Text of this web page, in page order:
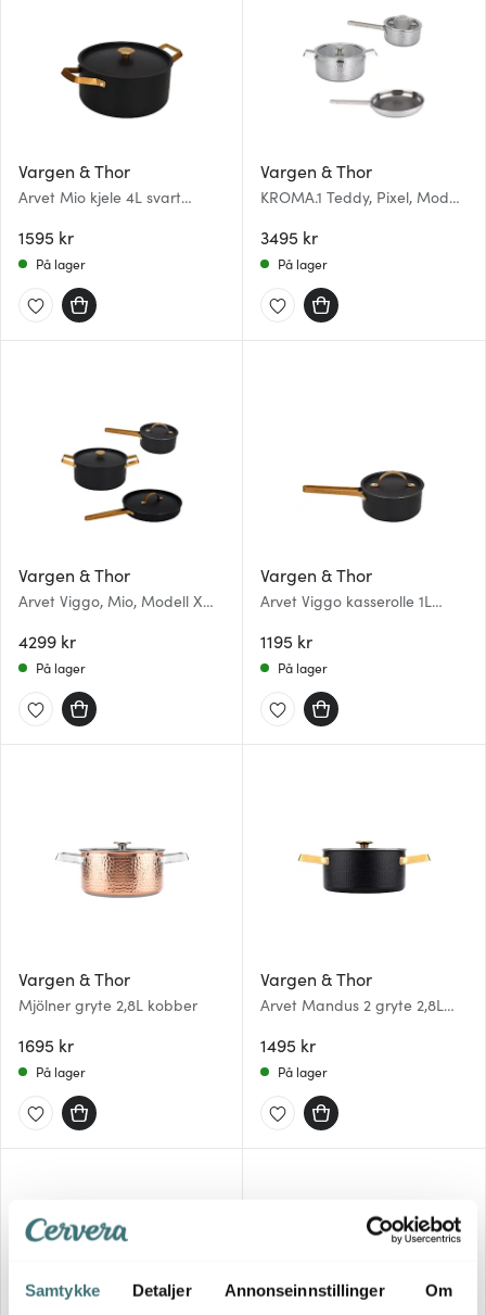
Samtykke Detaljer Annonseinnstillinger Om
Vargen & Thor
Arvet Mio kjele 4L svart
1595 kr
På lager
Vargen & Thor
KROMA.1 Teddy, Pixel, Modell
28 cm stål
3495 kr
På lager
Vargen & Thor
Arvet Viggo, Mio, Modell X
svart
4299 kr
På lager
Vargen & Thor
Arvet Viggo kasserolle 1L
1195 kr
På lager
Vargen & Thor
Mjölner gryte 2,8L kobber
1695 kr
På lager
Vargen & Thor
Arvet Mandus 2 gryte 2,8L
1495 kr
På lager